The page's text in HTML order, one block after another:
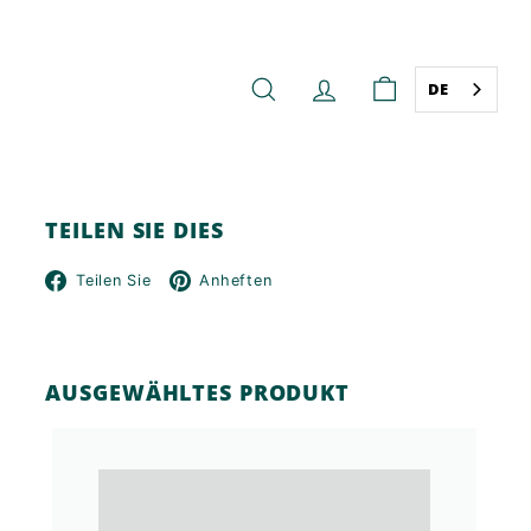
SUCHE KONTOWARENKORB
DE
TEILEN SIE DIES
Teilen Sie Facebook
Anheften
AUSGEWÄHLTES PRODUKT